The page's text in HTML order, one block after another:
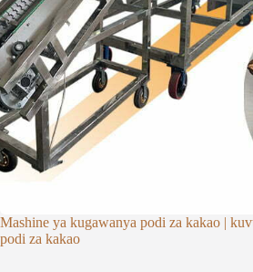
Mashine ya kugawanya podi za kakao |
podi za kakao